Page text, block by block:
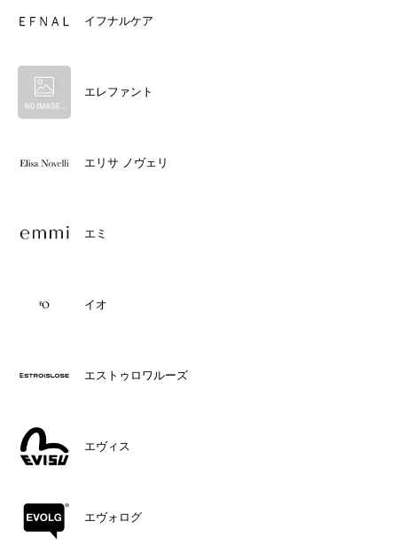
イフナルケア
エレファント
エリサ ノヴェリ
エミ
イオ
エストゥロワルーズ
エヴィス
エヴォログ